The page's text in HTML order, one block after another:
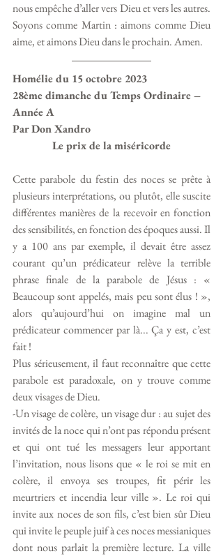
nous empêche d’aller vers Dieu et vers les autres.
Soyons comme Martin : aimons comme Dieu
aime, et aimons Dieu dans le prochain. Amen.
Homélie du 15 octobre 2023
28ème dimanche du Temps Ordinaire –
Année A
Par Don Xandro
Le prix de la miséricorde
Cette parabole du festin des noces se prête à
plusieurs interprétations, ou plutôt, elle suscite
différentes manières de la recevoir en fonction
des sensibilités, en fonction des époques aussi. Il
y a 100 ans par exemple, il devait être assez
courant qu’un prédicateur relève la terrible
phrase finale de la parabole de Jésus : «
Beaucoup sont appelés, mais peu sont élus ! »,
alors qu’aujourd’hui on imagine mal un
prédicateur commencer par là... Ça y est, c’est
fait !
Plus sérieusement, il faut reconnaître que cette
parabole est paradoxale, on y trouve comme
deux visages de Dieu.
-Un visage de colère, un visage dur : au sujet des
invités de la noce qui n’ont pas répondu présent
et qui ont tué les messagers leur apportant
l’invitation, nous lisons que « le roi se mit en
colère, il envoya ses troupes, fit périr les
meurtriers et incendia leur ville ». Le roi qui
invite aux noces de son fils, c’est bien sûr Dieu
qui invite le peuple juif à ces noces messianiques
dont nous parlait la première lecture. La ville